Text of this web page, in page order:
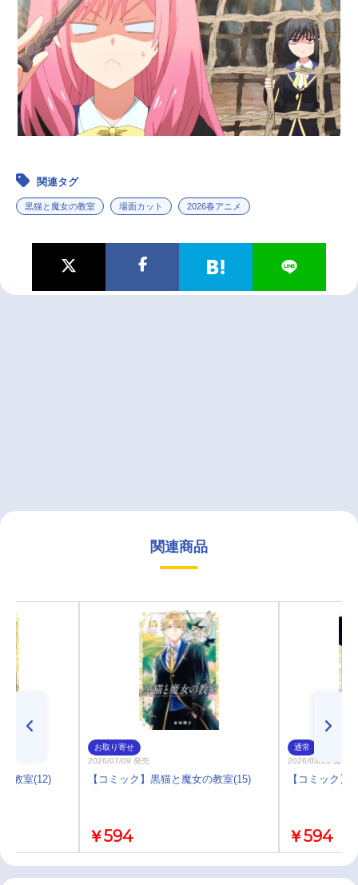
関連タグ
黒猫と魔女の教室 場面カット 2026春アニメ
関連商品
教室(12)
お取り寄せ
2026/07/09 発売
【コミック】黒猫と魔女の教室(15)
￥594
通常
2026/03/09 発売
【コミック】
￥594